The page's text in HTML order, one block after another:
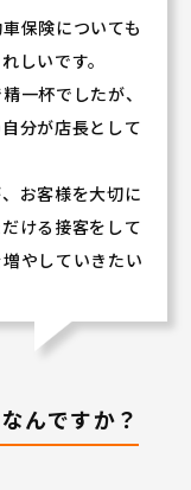
良いお店」を
員全体での
方も大丈夫で
活気あふれる
保険についても
しいです。
一杯でしたが、
分が店長として
お客様を大切に
ける接客をして
やしていきたい
んですか？